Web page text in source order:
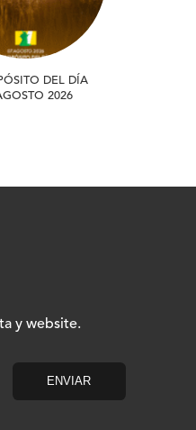
DEL DÍA
2026
y website.